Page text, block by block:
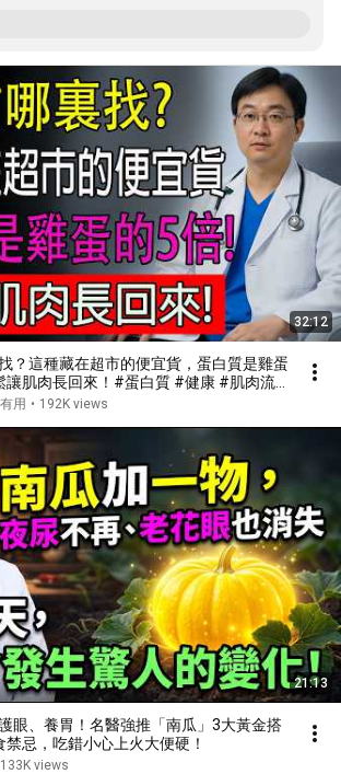
32:12
？這種藏在超市的便宜貨，蛋白質是雞蛋
讓肌肉長回來！#蛋白質 #健康 #肌肉流
用 • 192K views
21:13
眼、養胃！名醫強推「南瓜」3大黃金搭
忌，吃錯小心上火大便硬！
133K views